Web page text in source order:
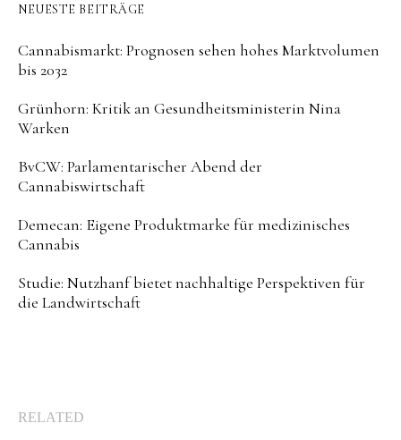
NEUESTE BEITRÄGE
Cannabismarkt: Prognosen sehen hohes Marktvolumen
bis 2032
Grünhorn: Kritik an Gesundheitsministerin Nina
Warken
BvCW: Parlamentarischer Abend der
Cannabiswirtschaft
Demecan: Eigene Produktmarke für medizinisches
Cannabis
Studie: Nutzhanf bietet nachhaltige Perspektiven für
die Landwirtschaft
RELATED